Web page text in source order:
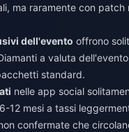
ma raramente con patch
dell'evento offrono
a valuta
standard.
nelle app social
12 mesi a tassi
confermate che